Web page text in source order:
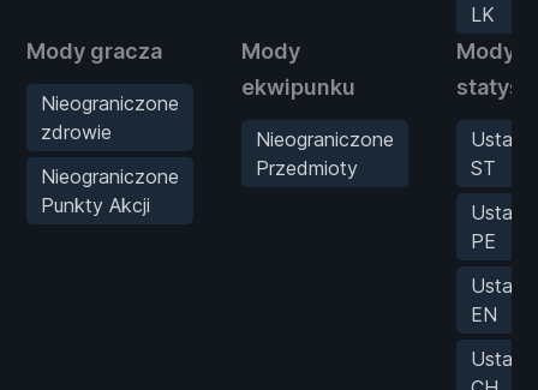
LK
Mody gracza
Nieograniczone
zdrowie
Nieograniczone
Punkty Akcji
Mody
ekwipunku
Nieograniczone
Przedmioty
Mody
Ustaw
ST
Ustaw
PE
Ustaw
EN
Ustaw